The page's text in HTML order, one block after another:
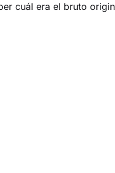
cuál era el bruto